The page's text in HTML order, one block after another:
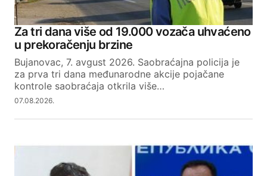
Za tri dana više od 19.000 vozača uhvaćeno
u prekoračenju brzine
Bujanovac, 7. avgust 2026. Saobraćajna policija je
za prva tri dana međunarodne akcije pojačane
kontrole saobraćaja otkrila više…
07.08.2026.